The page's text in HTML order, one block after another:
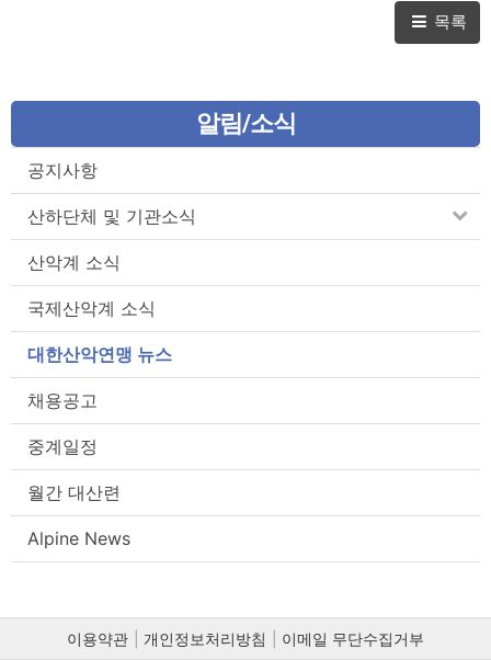
목록
알림/소식
공지사항
산하단체 및 기관소식
산악계 소식
국제산악계 소식
대한산악연맹 뉴스
채용공고
중계일정
월간 대산련
Alpine News
이용약관 개인정보처리방침 이메일 무단수집거부